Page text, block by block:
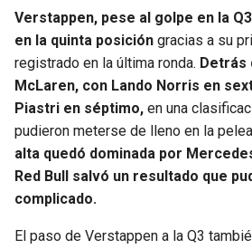
Verstappen, pese al golpe en la
en la quinta posición gracias a su
registrado en la última ronda. Detrás
McLaren, con Lando Norris en
Piastri en séptimo, en una
pudieron meterse de lleno en la
alta quedó dominada por
Red Bull salvó un resultado que
complicado.
El paso de Verstappen a la Q3